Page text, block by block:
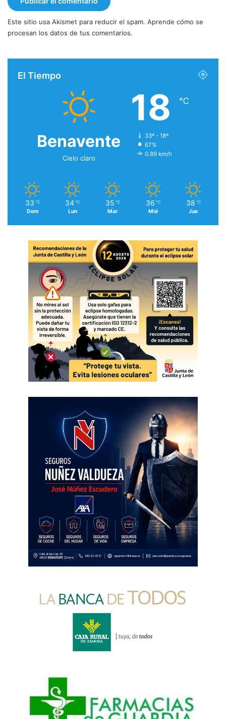
Este sitio usa Akismet para reducir el spam. Aprende cómo se
procesan los datos de tus comentarios.
El Tiempo
Benavente
Cielo claro
18 ℃
33º - 18º
67%
0.89 km/h
33 ℃
Dom
34 ℃
Lun
35 ℃
Mar
36 ℃
Mié
38 ℃
Jue